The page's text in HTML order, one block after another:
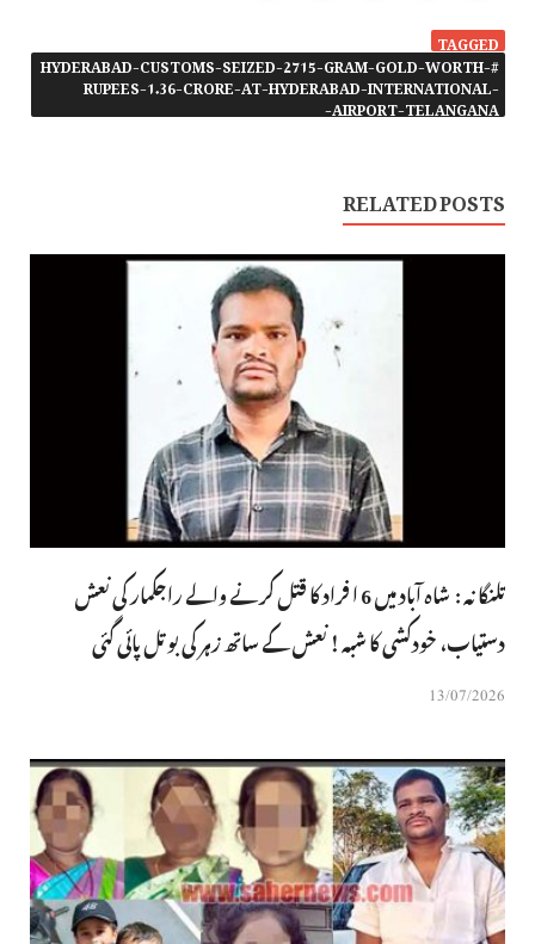
TAGGED
#HYDERABAD-CUSTOMS-SEIZED-2715-GRAM-GOLD-WORTH-
RUPEES-1.36-CRORE-AT-HYDERABAD-INTERNATIONAL-
AIRPORT-TELANGANA-
RELATED POSTS
تلنگانہ : شاہ آباد میں 6 ا فراد کا قتل کرنے والے راجکمار کی نعش
دستیاب، خودکشی کا شبہ ! نعش کے ساتھ زہر کی بوتل پائی گئی
13/07/2026